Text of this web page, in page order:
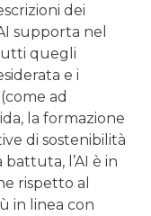
dei
supporta nel
quegli
e i
ad
la formazione
di sostenibilità
l’AI è in
rispetto al
in linea con